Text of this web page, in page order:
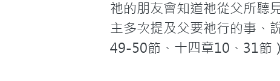
祂的朋友會知道祂從父所聽
主多次提及父要祂行的事、
49-50節、十四章10、31節